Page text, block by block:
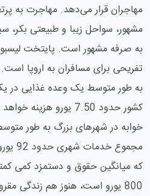
مهاجران قرار می‌دهد. مهاجرت به
مشهور، سواحل زیبا و طبیعتی بکر،
به صرفه مشهور است. پایتخت
تفریحی برای مسافران به اروپا است.
به طور متوسط یک وعده غذایی در
کشور حدود 7.50 یورو
که میانگین حقوق و دستمزد کمی
800 یورو است، هنوز هم زندگی مقرون به صرفه است.